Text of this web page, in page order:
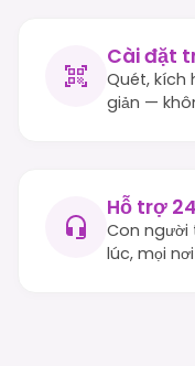
Cài đặt
Quét, kích
giản —
Hỗ trợ
Con người
lúc, mọi